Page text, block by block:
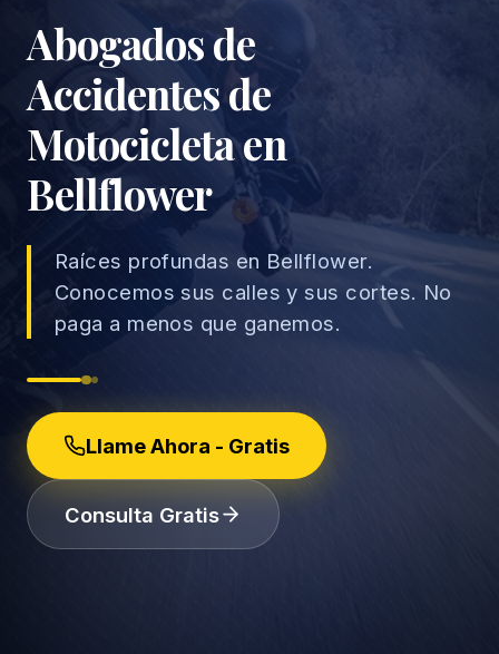
Cuéntanos tu caso en menos de 60 segundos. Sin
compromiso.
→
Accidentes de Uber/Lyft
Despido Injustificado(888) 585-2529
Abogados de
Accidentes de
Motocicleta en
Bellflower
Raíces profundas en Bellflower.
Conocemos sus calles y sus cortes. No
paga a menos que ganemos.
Llame Ahora - Gratis
Consulta Gratis